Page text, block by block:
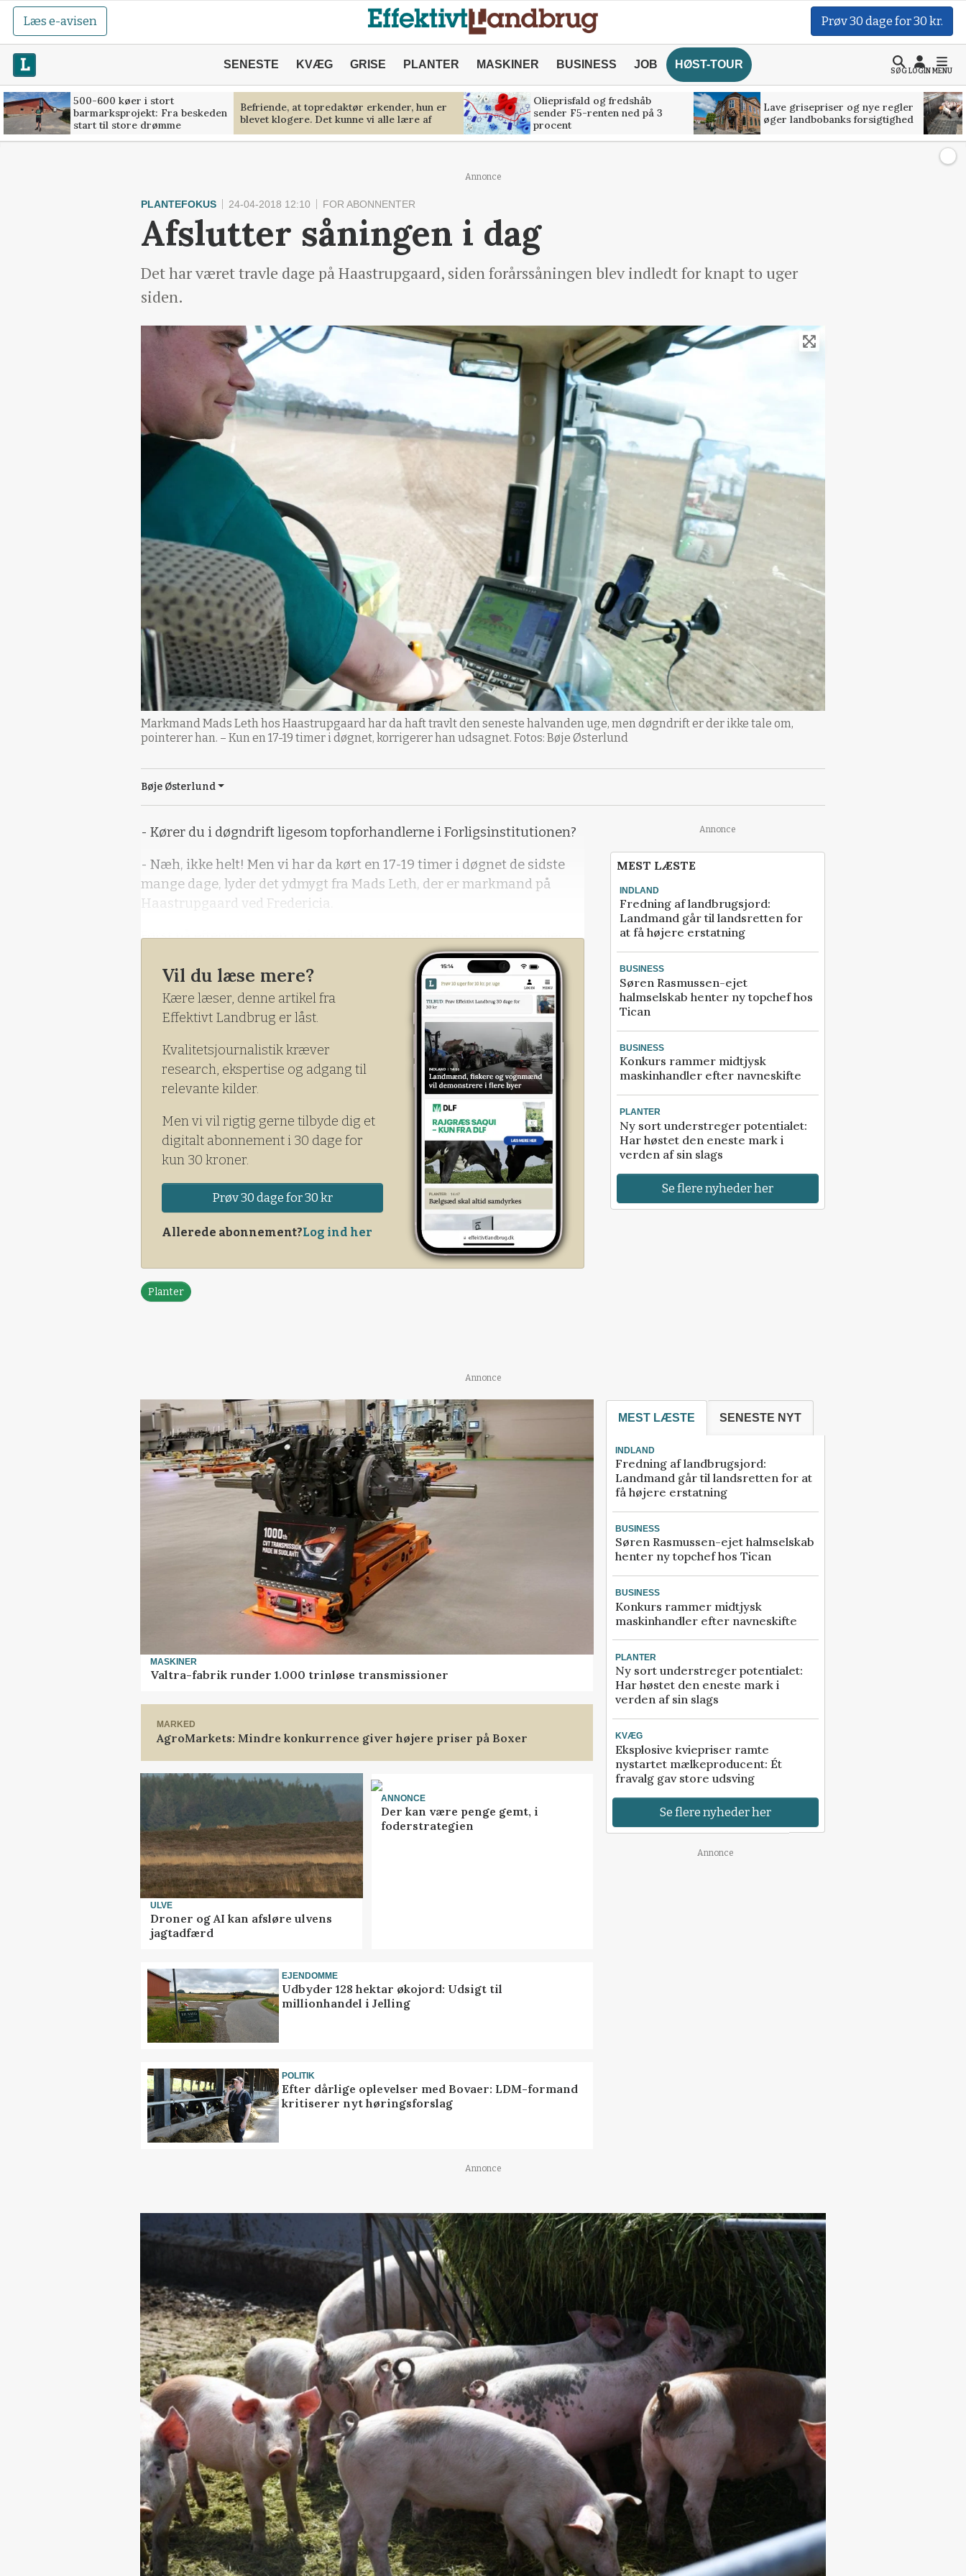
Læs e-avisen Prøv 30 dage for 30 kr.
SENESTE KVÆG GRISE PLANTER MASKINER BUSINESS JOB HØST-TOUR
SØGLOGINMENU
500-600 køer i stort
barmarksprojekt: Fra beskeden
start til store drømme
Befriende, at topredaktør erkender, hun er
blevet klogere. Det kunne vi alle lære af
Olieprisfald og fredshåb
sender F5-renten ned på 3
procent
Lave grisepriser og nye regler
øger landbobanks forsigtighed
Annonce
PLANTEFOKUS 24-04-2018 12:10 FOR ABONNENTER
Afslutter såningen i dag
Det har været travle dage på Haastrupgaard, siden forårssåningen blev indledt for knapt to uger
siden.
Markmand Mads Leth hos Haastrupgaard har da haft travlt den seneste halvanden uge, men døgndrift er der ikke tale om,
pointerer han. – Kun en 17-19 timer i døgnet, korrigerer han udsagnet. Fotos: Bøje Østerlund
Bøje Østerlund
- Kører du i døgndrift ligesom topforhandlerne i Forligsinstitutionen?
- Næh, ikke helt! Men vi har da kørt en 17-19 timer i døgnet de sidste
mange dage, lyder det ydmygt fra Mads Leth, der er markmand på
Haastrupgaard ved Fredericia.
Først på eftermiddagen i går var det stadig lidt usikkert, om det blev
inden for døgnet, de sidste kerner blev lagt i jorden. Men sikkert er det,
at den kække John Deere 6370 R for
Vil du læse mere?
Kære læser, denne artikel fra
Effektivt Landbrug er låst.
Kvalitetsjournalistik kræver
research, ekspertise og adgang til
relevante kilder.
Men vi vil rigtig gerne tilbyde dig et
digitalt abonnement i 30 dage for
kun 30 kroner.
Prøv 30 dage for 30 kr
Allerede abonnement?Log ind her
Planter
Annonce
MEST LÆSTE
INDLAND
Fredning af landbrugsjord:
Landmand går til landsretten for
at få højere erstatning
BUSINESS
Søren Rasmussen-ejet
halmselskab henter ny topchef hos
Tican
BUSINESS
Konkurs rammer midtjysk
maskinhandler efter navneskifte
PLANTER
Ny sort understreger potentialet:
Har høstet den eneste mark i
verden af sin slags
Se flere nyheder her
Annonce
MASKINER
Valtra-fabrik runder 1.000 trinløse transmissioner
MARKED
AgroMarkets: Mindre konkurrence giver højere priser på Boxer
ULVE
Droner og AI kan afsløre ulvens
jagtadfærd
ANNONCE
Der kan være penge gemt, i
foderstrategien
EJENDOMME
Udbyder 128 hektar økojord: Udsigt til
millionhandel i Jelling
POLITIK
Efter dårlige oplevelser med Bovaer: LDM-formand
kritiserer nyt høringsforslag
MEST LÆSTE SENESTE NYT
INDLAND
Fredning af landbrugsjord:
Landmand går til landsretten for at
få højere erstatning
BUSINESS
Søren Rasmussen-ejet halmselskab
henter ny topchef hos Tican
BUSINESS
Konkurs rammer midtjysk
maskinhandler efter navneskifte
PLANTER
Ny sort understreger potentialet:
Har høstet den eneste mark i
verden af sin slags
KVÆG
Eksplosive kviepriser ramte
nystartet mælkeproducent: Ét
fravalg gav store udsving
Se flere nyheder her
Annonce
Annonce